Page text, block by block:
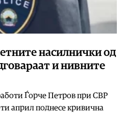
насилнички од
и нивните
Ѓорче Петров при СВР
април поднесе кривична